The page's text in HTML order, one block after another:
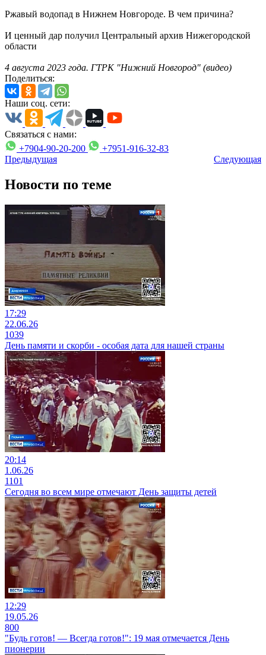
Ржавый водопад в Нижнем Новгороде. В чем причина?
И ценный дар получил Центральный архив Нижегородской
области
4 августа 2023 года. ГТРК "Нижний Новгород" (видео)
Поделиться:
Наши соц. сети:
Связаться с нами:
+7904-90-20-200
+7951-916-32-83
Предыдущая
Следующая
Новости по теме
17:29
22.06.26
1039
День памяти и скорби - особая дата для нашей страны
20:14
1.06.26
1101
Сегодня во всем мире отмечают День защиты детей
12:29
19.05.26
800
"Будь готов! — Всегда готов!": 19 мая отмечается День
пионерии